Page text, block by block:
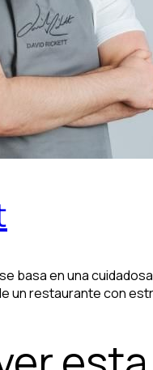
basa en una
un restaurante con